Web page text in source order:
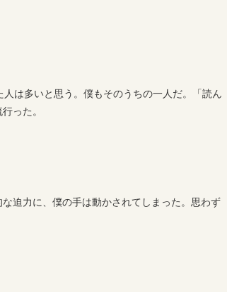
は多いと思う。僕もそのうちの一人だ。「読ん
った。
迫力に、僕の手は動かされてしまった。思わず